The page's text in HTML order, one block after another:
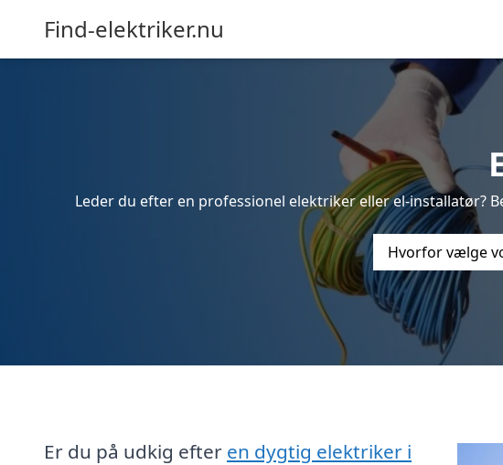
Find-elektriker.nu
Leder du efter en professionel elektriker eller el-installatør?
Hvorfor vælge
Er du på udkig efter en dygtig elektriker i